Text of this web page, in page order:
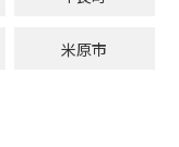
米原市